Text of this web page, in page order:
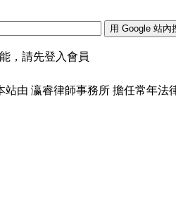
，請先登入會員
站由 瀛睿律師事務所 擔任常年法